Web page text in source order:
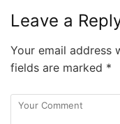
Leave a
Your email address
fields are marked *